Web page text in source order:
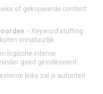
of gekopieerde content
– Keyword stuffing
onnatuurlijk.
logische interne
goed geïndexeerd.
links zal je autoriteit